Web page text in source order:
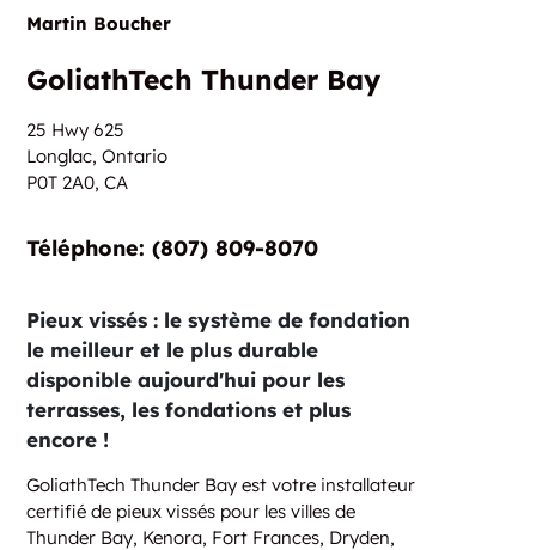
Martin Boucher
GoliathTech Thunder Bay
25 Hwy 625
Longlac, Ontario
P0T 2A0,CA
Téléphone:‏‏‎ ‎(807) 809-8070
Pieux vissés : le système de fondation
le meilleur et le plus durable
disponible aujourd'hui pour les
terrasses, les fondations et plus
encore !
GoliathTech Thunder Bay est votre installateur
certifié de pieux vissés pour les villes de
Thunder Bay, Kenora, Fort Frances, Dryden,